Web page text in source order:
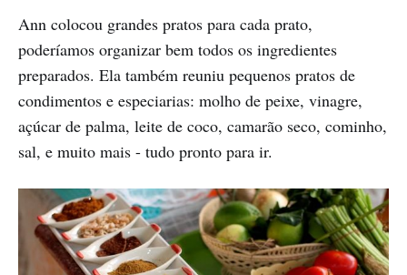
Ann colocou grandes pratos para cada prato,
poderíamos organizar bem todos os ingredientes
preparados. Ela também reuniu pequenos pratos de
condimentos e especiarias: molho de peixe, vinagre,
açúcar de palma, leite de coco, camarão seco, cominho,
sal, e muito mais - tudo pronto para ir.